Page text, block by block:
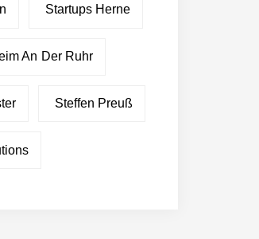
Startups Herne
An Der Ruhr
Steffen Preuß